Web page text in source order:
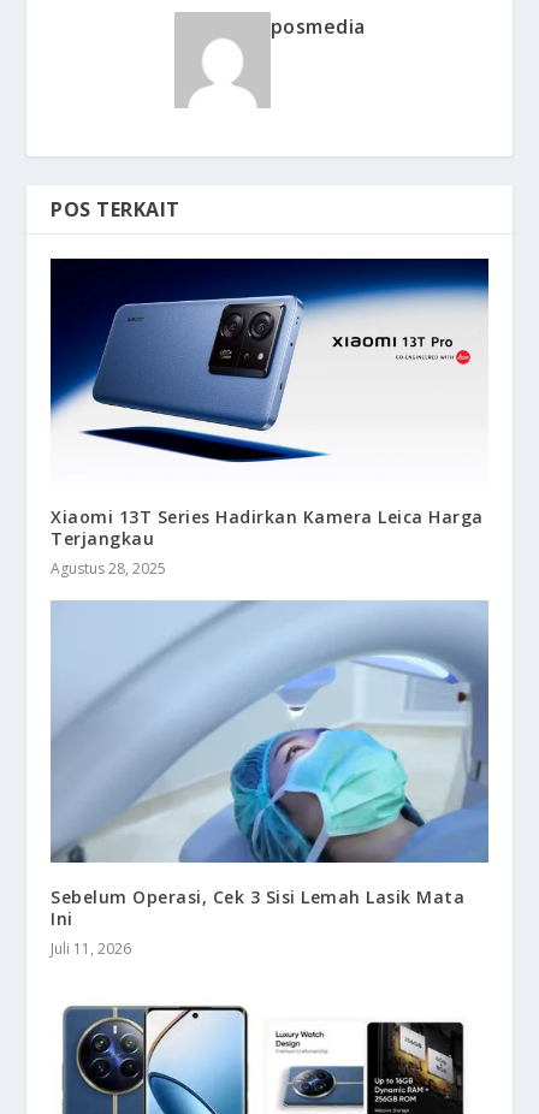
posmedia
POS TERKAIT
Xiaomi 13T Series Hadirkan Kamera Leica Harga
Terjangkau
Agustus 28, 2025
Sebelum Operasi, Cek 3 Sisi Lemah Lasik Mata
Ini
Juli 11, 2026